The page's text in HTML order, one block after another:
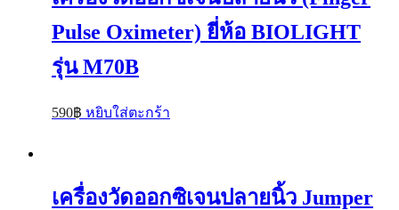
Pulse Oximeter) ยี่ห้อ BIOLIGHT
รุ่น M70B
590฿ หยิบใส่ตะกร้า
เครื่องวัดออกซิเจนปลายนิ้ว Jumper